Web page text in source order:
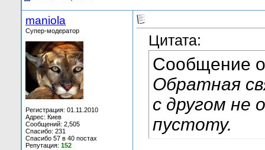
maniola
Супер-модератор
Регистрация: 01.11.2010
Адрес: Киев
Сообщений: 2,505
Спасибо: 231
Спасибо 57 в 40 постах
Репутация: 152
Цитата:
Сообщение
Обратная
с другом
пустоту.